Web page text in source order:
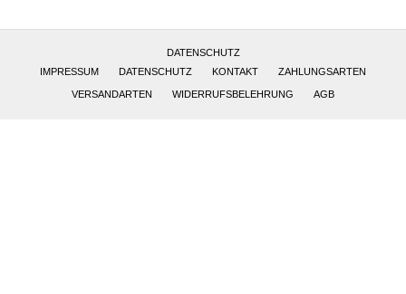
DATENSCHUTZ
IMPRESSUM
DATENSCHUTZ KONTAKT ZAHLUNGSARTEN
VERSANDARTEN WIDERRUFSBELEHRUNG AGB